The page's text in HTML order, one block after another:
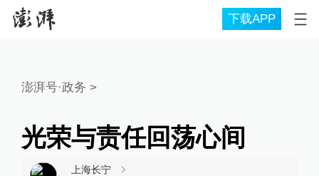
下载APP
澎湃号·政务 >
光荣与责任回荡心间
上海长宁